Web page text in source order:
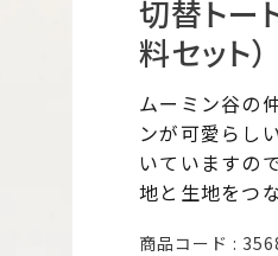
切替トー
料セット）
ムーミン谷の
ンが可愛らし
いていますの
地と生地をつ
商品コード